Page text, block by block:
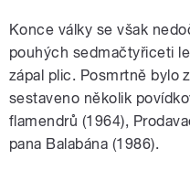
Konce války se však
pouhých sedmačtyřiceti
zápal plic. Posmrtně bylo
sestaveno několik
flamendrů (1964),
pana Balabána (1986).